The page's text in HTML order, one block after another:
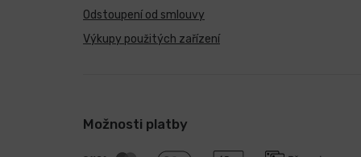
Odstoupení od smlouvy
Výkupy použitých zařízení
Možnosti platby